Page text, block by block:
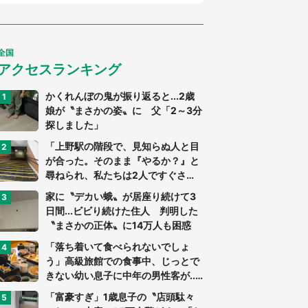
国
クセスランキング
かくれんぼの鬼が振り返ると...2歳
娘が〝まさかの姿〟に 父「2～3分
探しました」
「上野駅の階段で、見知らぬ人と目
が合った。そのまま『やるか？』と
尋ねられ、私たちは2人ですぐさ
ま...」（茨城県・70代男性）
家に〝デカい蛾〟が居座り続けて3
日間...ビビり続けた住人 判明した
〝まさかの正体〟に14万人も困惑
「落ち着いて食べられないでしょ
う」高級旅館での食事中、じっとで
きない幼い息子に中年の男性客が...
（東京都・40代男性）
「富豪すぎ」1歳息子の〝店頭駄々